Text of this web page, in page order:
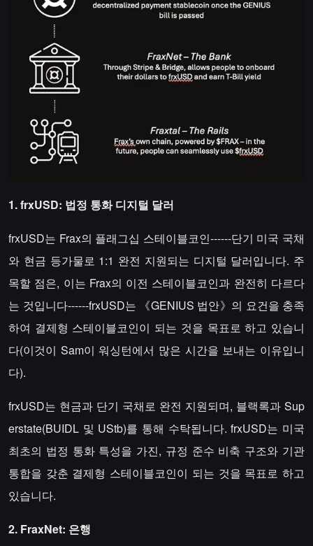
1. frxUSD: 법정 통화 디지털 달러
frxUSD는 Frax의 플래그십 스테이블코인------단기 미국 국채
와 현금 등가물로 1:1 완전 지원되는 디지털 달러입니다. 주
목할 점은, 이는 Frax의 이전 스테이블코인과 완전히 다르다
는 것입니다------frxUSD는 《GENIUS 법안》의 요건을 충족
하여 결제형 스테이블코인이 되는 것을 목표로 하고 있습니
다(이것이 Sam이 워싱턴에서 많은 시간을 보내는 이유입니
다).
frxUSD는 현금과 단기 국채로 완전 지원되며, 블랙록과 Sup
erstate(BUIDL 및 UStb)를 통해 수탁됩니다. frxUSD는 미국
최초의 법정 통화 특성을 가진, 규정 준수 비축 구조와 기관
통합을 갖춘 결제형 스테이블코인이 되는 것을 목표로 하고
있습니다.
2. FraxNet: 은행